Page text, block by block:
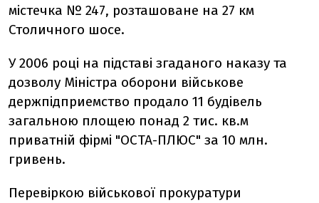
містечка № 247, розташоване на 27 км
Столичного шосе.
У 2006 році на підставі згаданого наказу та
дозволу Міністра оборони військове
держпідприемство продало 11 будівель
загальною площею понад 2 тис. кв.м
приватній фірмі "ОСТА-ПЛЮС" за 10 млн.
гривень.
Перевіркою військової прокуратури